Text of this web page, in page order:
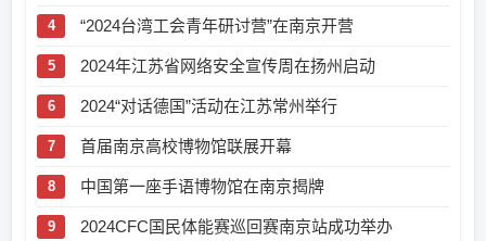
“2024台湾工会青年研讨营”在南京开营
2024年江苏省网络安全宣传周在扬州启动
2024“对话德国”活动在江苏常州举行
首届南京高校博物馆联展开幕
中国第一座手语博物馆在南京揭牌
2024CFC国民体能赛巡回赛南京站成功举办